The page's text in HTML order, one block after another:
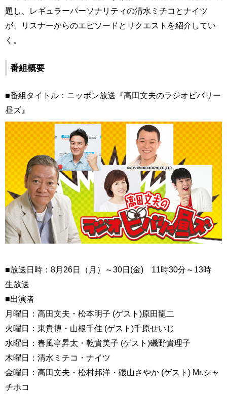
題し、レギュラーパーソナリティの清水ミチコとナイツ
が、リスナーからのエピソードとリクエストを紹介してい
く。
番組概要
■番組タイトル：ニッポン放送『高田文夫のラジオビバリー
昼ズ』
■放送日時：8月26日（月）～30日(金) 11時30分～13時
生放送
■出演者
月曜日：高田文夫・松本明子 (ゲスト)原田龍二
火曜日：東貴博・山根千佳 (ゲスト)千原せいじ
水曜日：春風亭昇太・乾貴美子 (ゲスト)磯野貴理子
木曜日：清水ミチコ・ナイツ
金曜日：高田文夫・松村邦洋・磯山さやか (ゲスト) Mr.シャ
チホコ